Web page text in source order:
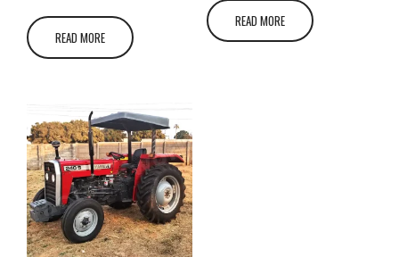
READ MORE
READ MORE